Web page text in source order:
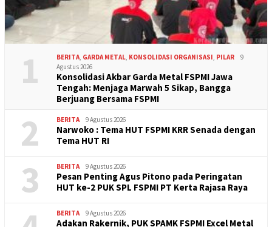
1 BERITA, GARDA METAL, KONSOLIDASI ORGANISASI, PILAR
9
Agustus 2026
Konsolidasi Akbar Garda Metal FSPMI Jawa
Tengah: Menjaga Marwah 5 Sikap, Bangga
Berjuang Bersama FSPMI
2 BERITA 9 Agustus 2026
Narwoko : Tema HUT FSPMI KRR Senada dengan
Tema HUT RI
3 BERITA 9 Agustus 2026
Pesan Penting Agus Pitono pada Peringatan
HUT ke-2 PUK SPL FSPMI PT Kerta Rajasa Raya
BERITA 9 Agustus 2026
Adakan Rakernik, PUK SPAMK FSPMI Excel Metal